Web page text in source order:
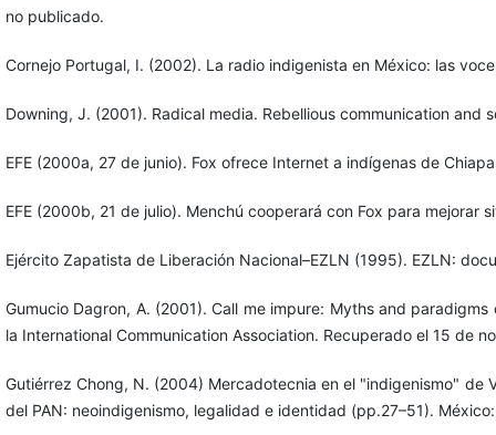
no publicado.
Cornejo Portugal, I. (2002). La radio indigenista en México: las
Downing, J. (2001). Radical media. Rebellious communication and
EFE (2000a, 27 de junio). Fox ofrece Internet a indígenas de
EFE (2000b, 21 de julio). Menchú cooperará con Fox para mejorar
Ejército Zapatista de Liberación Nacional–EZLN (1995). EZLN:
Gumucio Dagron, A. (2001). Call me impure: Myths and
la International Communication Association. Recuperado el 15
Gutiérrez Chong, N. (2004) Mercadotecnia en el "indigenismo" de
del PAN: neoindigenismo, legalidad e identidad (pp.27–51). México: